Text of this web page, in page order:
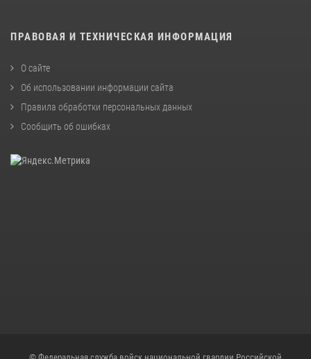
ПРАВОВАЯ И ТЕХНИЧЕСКАЯ ИНФОРМАЦИЯ
О сайте
Об использовании информации сайта
Правила обработки персональных данных
Сообщить об ошибках